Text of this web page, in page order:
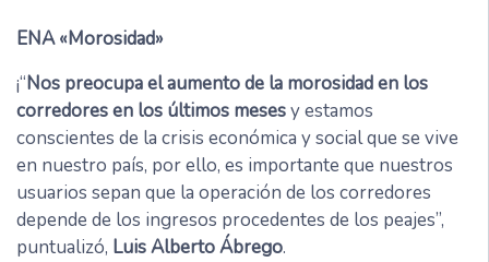
ENA «Morosidad»
¡“Nos preocupa el aumento de la morosidad en los
corredores en los últimos mesesy estamos
conscientes de la crisis económica y social que se vive
en nuestro país, por ello, es importante que nuestros
usuarios sepan que la operación de los corredores
depende de los ingresos procedentes de los peajes”,
puntualizó, Luis Alberto Ábrego.